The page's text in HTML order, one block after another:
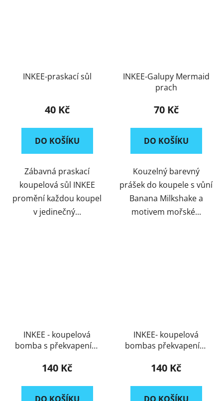
INKEE-praskací sůl
40 Kč
DO KOŠÍKU
Zábavná praskací
koupelová sůl INKEE
promění každou koupel
v jedinečný...
INKEE-Galupy Mermaid
prach
70 Kč
DO KOŠÍKU
Kouzelný barevný
prášek do koupele s vůní
Banana Milkshake a
motivem mořské...
INKEE - koupelová
bomba s překvapením
140 Kč
DO KOŠÍKU
INKEE- koupelová
bombas překvapením
140 Kč
DO KOŠÍKU